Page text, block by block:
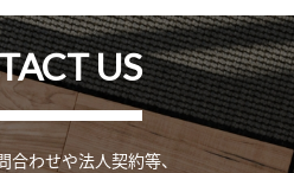
US
わせや法人契約等、